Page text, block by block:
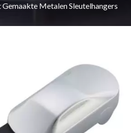
Metalen Sleutelhangers